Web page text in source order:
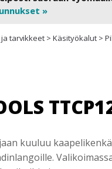
»
tarvikkeet > Käsityökalut >
kuuluu